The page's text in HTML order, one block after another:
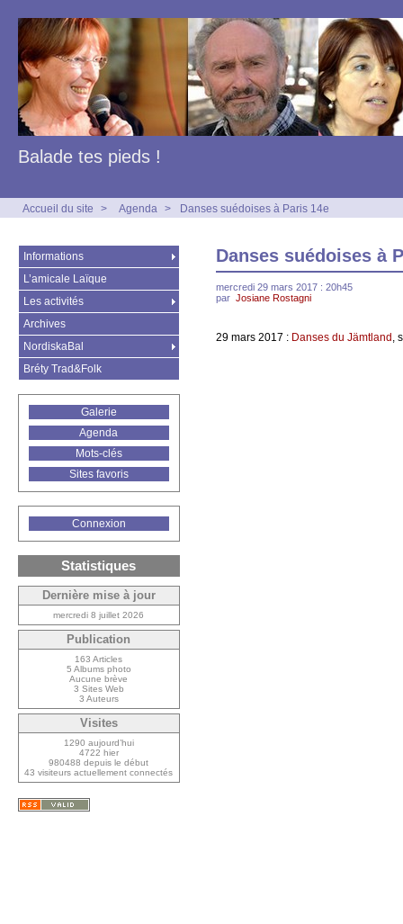
Balade tes pieds !
Accueil du site > Agenda > Danses suédoises à Paris 14e
Danses suédoises à
mercredi 29 mars 2017 : 20h45
par Josiane Rostagni
29 mars 2017 : Danses du Jämtland ,
Informations
L’amicale Laïque
Les activités
Archives
NordiskaBal
Bréty Trad&Folk
Galerie
Agenda
Mots-clés
Sites favoris
Connexion
Statistiques
Dernière mise à jour
mercredi 8 juillet 2026
Publication
163 Articles
5 Albums photo
Aucune brève
3 Sites Web
3 Auteurs
Visites
1290 aujourd’hui
4722 hier
980488 depuis le début
43 visiteurs actuellement connectés